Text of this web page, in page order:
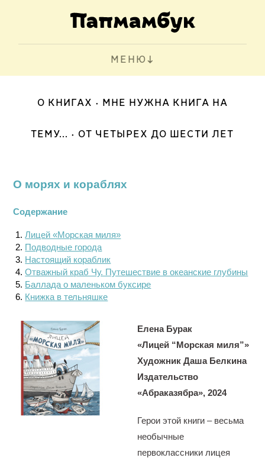
МЕНЮ
О КНИГАХ МНЕ НУЖНА КНИГА НА
ТЕМУ... ОТ ЧЕТЫРЕХ ДО ШЕСТИ ЛЕТ
О морях и кораблях
Содержание
Лицей «Морская миля»
Подводные города
Настоящий кораблик
Отважный краб Чу. Путешествие в океанские глубины
Баллада о маленьком буксире
Книжка в тельняшке
Елена Бурак
«Лицей “Морская миля”»
Художник Даша Белкина
Издательство
«Абраказябра», 2024
Герои этой книги – весьма
необычные
первоклассники лицея